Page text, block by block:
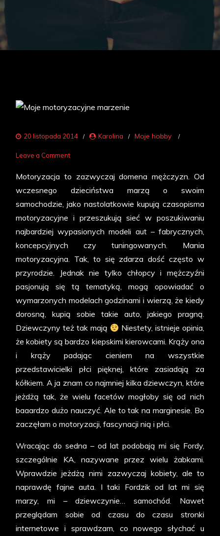
20 listopada 2014 Karolina Moje hobby
Leave a Commenton
motoryzacyjne
marzenie
Motoryzacja to zazwyczaj domena mężczyzn. Od
wczesnego dzieciństwa marzą o swoim
samochodzie, jako nastolatkowie kupują czasopisma
motoryzacyjne i przeszukują sieć w poszukiwaniu
najbardziej wypasionych modeli aut – fabrycznych,
koncepcyjnych czy tuningowanych. Mania
motoryzacyjna. Tak, to się zdarza dość często w
przyrodzie. Jednak nie tylko chłopcy i mężczyźni
pasjonują się tą tematyką, mogą opowiadać o
wymarzonych modelach godzinami i wierzą, że kiedy
dorosną, kupią sobie takie auto, jakiego pragną.
Dziewczyny też tak mają
Niestety, istnieje opinia,
że kobiety są bardzo kiepskimi kierowcami. Krąży ona
i krąży padając cieniem na wszystkie
przedstawicielki płci pięknej, które zasiadają za
kółkiem. A ja znam co najmniej kilka dziewczyn, które
jeżdżą tak, że wielu facetów mogłoby się od nich
baaardzo dużo nauczyć. Ale to tak na marginesie. Bo
zaczęłam o motoryzacji, fascynacji nią i płci.
Wracając do sedna – od lat podobają mi się Fordy,
szczególnie KA, nazywane przez wielu żabkami.
Wprawdzie jeżdżą nimi zazwyczaj kobiety, ale to
naprawdę fajne auta. I taki Fordzik od lat mi się
marzy, mi – dziewczynie… samochód. Nawet
przeglądam sobie od czasu do czasu stronki
internetowe i sprawdzam, co nowego słychać u